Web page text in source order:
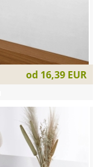
od 16,39 EUR